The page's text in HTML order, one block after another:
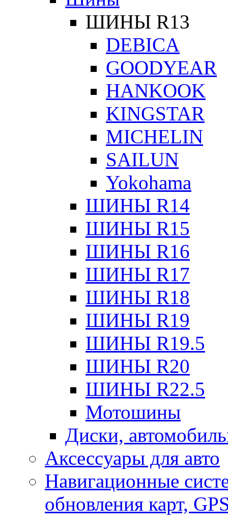
ШИНЫ R13
DEBICA
GOODYEAR
HANKOOK
KINGSTAR
MICHELIN
SAILUN
Yokohama
ШИНЫ R14
ШИНЫ R15
ШИНЫ R16
ШИНЫ R17
ШИНЫ R18
ШИНЫ R19
ШИНЫ R19.5
ШИНЫ R20
ШИНЫ R22.5
Мотошины
Диски,
Аксесcуары для авто
Навигационные
обновления карт,